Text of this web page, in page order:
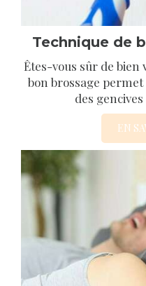
Technique de
Êtes-vous sûr de bien
bon brossage
des
EN